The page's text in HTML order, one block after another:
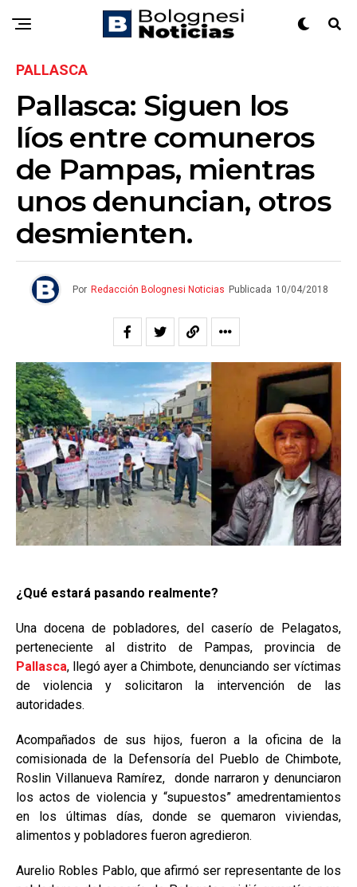
PALLASCA
Pallasca: Siguen los
líos entre comuneros
de Pampas, mientras
unos denuncian, otros
desmienten.
Por Redacción Bolognesi Noticias Publicada 10/04/2018
¿Qué estará pasando realmente?
Una docena de pobladores, del caserío de Pelagatos,
perteneciente al distrito de Pampas, provincia de
Pallasca, llegó ayer a Chimbote, denunciando ser víctimas
de violencia y solicitaron la intervención de las
autoridades.
Acompañados de sus hijos, fueron a la oficina de la
comisionada de la Defensoría del Pueblo de Chimbote,
Roslin Villanueva Ramírez, donde narraron y denunciaron
los actos de violencia y “supuestos” amedrentamientos
en los últimas días, donde se quemaron viviendas,
alimentos y pobladores fueron agredieron.
Aurelio Robles Pablo, que afirmó ser representante de los